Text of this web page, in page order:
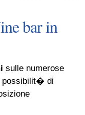
bar in
sulle numerose
possibilit� di